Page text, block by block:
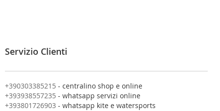
l
n
o
s
t
Servizio Clienti
+390303385215 - centralino shop e online
+393938557235 - whatsapp servizi online
+393801726903 - whatsapp kite e watersports